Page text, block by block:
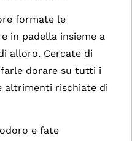
formate le
in padella insieme a
alloro. Cercate di
dorare su tutti i
altrimenti rischiate di
e fate